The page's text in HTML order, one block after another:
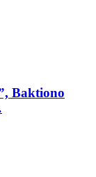
Baktiono